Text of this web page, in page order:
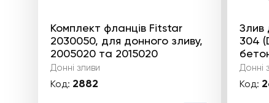
Комплект фланців Fitstar
2030050, для донного зливу,
2005020 та 2015020
Донні зливи
Код: 2882
Злив
304
Донні
Код: